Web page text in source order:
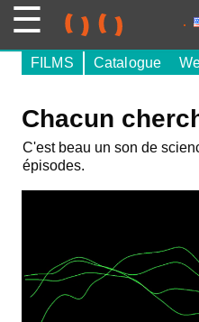
Chacun
FILMS Catalogue
C'est beau un son de
épisodes.